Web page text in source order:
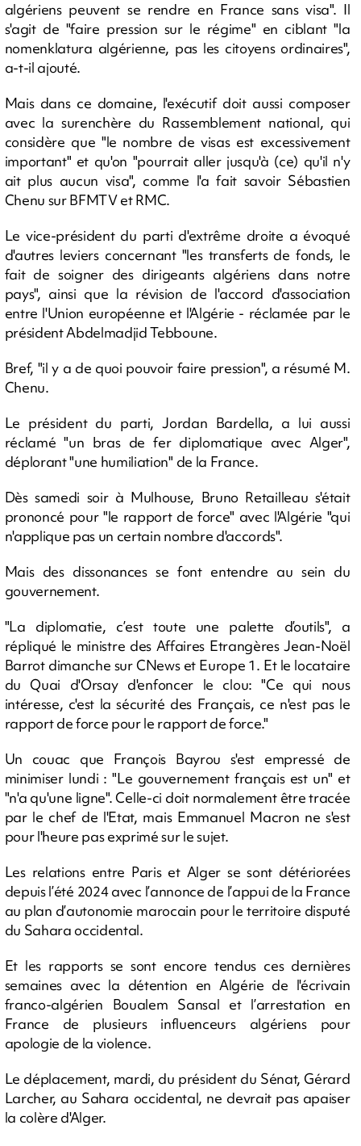
algériens peuvent se rendre en France sans visa". Il
s'agit de "faire pression sur le régime" en ciblant "la
nomenklatura algérienne, pas les citoyens ordinaires",
a-t-il ajouté.
Mais dans ce domaine, l'exécutif doit aussi composer
avec la surenchère du Rassemblement national, qui
considère que "le nombre de visas est excessivement
important" et qu'on "pourrait aller jusqu'à (ce) qu'il n'y
ait plus aucun visa", comme l'a fait savoir Sébastien
Chenu sur BFMTV et RMC.
Le vice-président du parti d'extrême droite a évoqué
d'autres leviers concernant "les transferts de fonds, le
fait de soigner des dirigeants algériens dans notre
pays", ainsi que la révision de l'accord d'association
entre l'Union européenne et l'Algérie - réclamée par le
président Abdelmadjid Tebboune.
Bref, "il y a de quoi pouvoir faire pression", a résumé M.
Chenu.
Le président du parti, Jordan Bardella, a lui aussi
réclamé "un bras de fer diplomatique avec Alger",
déplorant "une humiliation" de la France.
Dès samedi soir à Mulhouse, Bruno Retailleau s'était
prononcé pour "le rapport de force" avec l'Algérie "qui
n'applique pas un certain nombre d'accords".
Mais des dissonances se font entendre au sein du
gouvernement.
"La diplomatie, c’est toute une palette d’outils", a
répliqué le ministre des Affaires Etrangères Jean-Noël
Barrot dimanche sur CNews et Europe 1. Et le locataire
du Quai d'Orsay d'enfoncer le clou: "Ce qui nous
intéresse, c'est la sécurité des Français, ce n'est pas le
rapport de force pour le rapport de force."
Un couac que François Bayrou s'est empressé de
minimiser lundi : "Le gouvernement français est un" et
"n'a qu'une ligne". Celle-ci doit normalement être tracée
par le chef de l'Etat, mais Emmanuel Macron ne s'est
pour l'heure pas exprimé sur le sujet.
Les relations entre Paris et Alger se sont détériorées
depuis l’été 2024 avec l’annonce de l’appui de la France
au plan d’autonomie marocain pour le territoire disputé
du Sahara occidental.
Et les rapports se sont encore tendus ces dernières
semaines avec la détention en Algérie de l'écrivain
franco-algérien Boualem Sansal et l’arrestation en
France de plusieurs influenceurs algériens pour
apologie de la violence.
Le déplacement, mardi, du président du Sénat, Gérard
Larcher, au Sahara occidental, ne devrait pas apaiser
la colère d'Alger.